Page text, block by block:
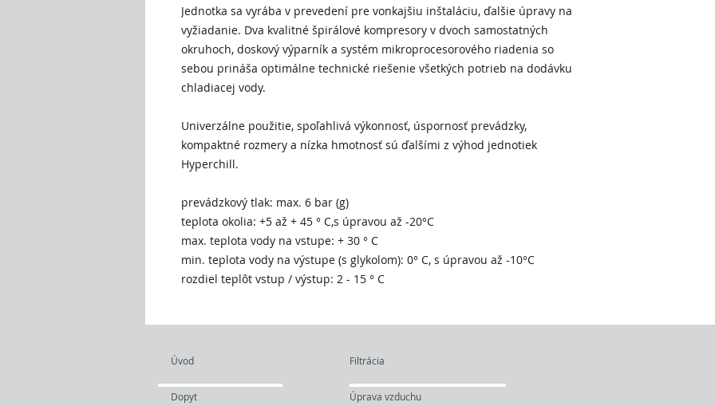
Jednotka sa vyrába v prevedení pre vonkajšiu inštaláciu, ďalšie úpravy na
vyžiadanie. Dva kvalitné špirálové kompresory v dvoch samostatných
okruhoch, doskový výparník a systém mikroprocesorového riadenia so
sebou prináša optimálne technické riešenie všetkých potrieb na dodávku
chladiacej vody.
Univerzálne použitie, spoľahlivá výkonnosť, úspornosť prevádzky,
kompaktné rozmery a nízka hmotnosť sú ďalšími z výhod jednotiek
Hyperchill.
prevádzkový tlak: max. 6 bar (g)
teplota okolia: +5 až + 45 ° C,s úpravou až -20°C
max. teplota vody na vstupe: + 30 ° C
min. teplota vody na výstupe (s glykolom): 0° C, s úpravou až -10°C
rozdiel teplôt vstup / výstup: 2 - 15 ° C
Úprava vzduchu
Dopyt
Filtrácia
Úvod